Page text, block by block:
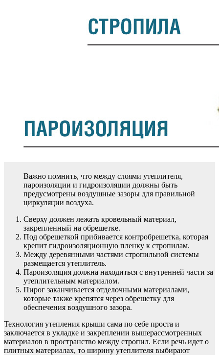
Важно помнить, что между слоями утеплителя,
пароизоляции и гидроизоляции должны быть
предусмотрены воздушные зазоры для правильной
циркуляции воздуха.
Сверху должен лежать кровельный материал,
закрепленный на обрешетке.
Под обрешеткой прибивается контробрешетка, которая
крепит гидроизоляционную пленку к стропилам.
Между деревянными частями стропильной системы
размещается утеплитель.
Пароизоляция должна находиться с внутренней части за
утеплительным материалом.
Пирог заканчивается отделочными материалами,
которые также крепятся через обрешетку для
обеспечения воздушного зазора.
Технология утепления крыши сама по себе проста и
заключается в укладке и закреплении вышерассмотренных
материалов в пространство между стропил. Если речь идет о
плитных материалах, то ширину утеплителя выбирают